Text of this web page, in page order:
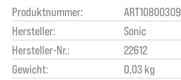
Produktnummer:
ART10800309
Hersteller:
Sonic
Hersteller-Nr.:
22612
Gewicht:
0,03 kg